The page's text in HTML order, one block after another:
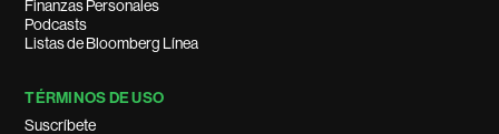
Finanzas Personales
Podcasts
Listas de Bloomberg Línea
TÉRMINOS DE USO
Suscríbete